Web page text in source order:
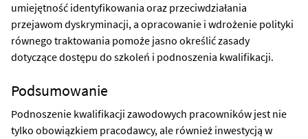
umiejętność identyfikowania oraz przeciwdziałania
przejawom dyskryminacji, a opracowanie i wdrożenie polityki
równego traktowania pomoże jasno określić zasady
dotyczące dostępu do szkoleń i podnoszenia kwalifikacji.
Podsumowanie
Podnoszenie kwalifikacji zawodowych pracowników jest nie
tylko obowiązkiem pracodawcy, ale również inwestycją w